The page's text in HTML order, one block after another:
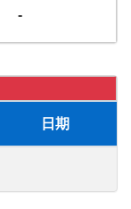
-
日期